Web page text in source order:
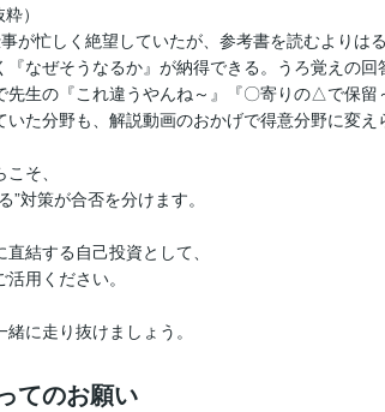
）
事が忙しく絶望していたが、参考書を読むよりは
『なぜそうなるか』が納得できる。うろ覚えの回
先生の『これ違うやんね～』『〇寄りの△で保留
いた分野も、解説動画のおかげで得意分野に変え
そ、
”対策が合否を分けます。
結する自己投資として、
用ください。
に走り抜けましょう。
てのお願い